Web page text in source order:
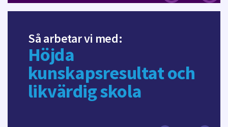
Så arbetar vi med:
Höjda
kunskapsresultat och
likvärdig skola